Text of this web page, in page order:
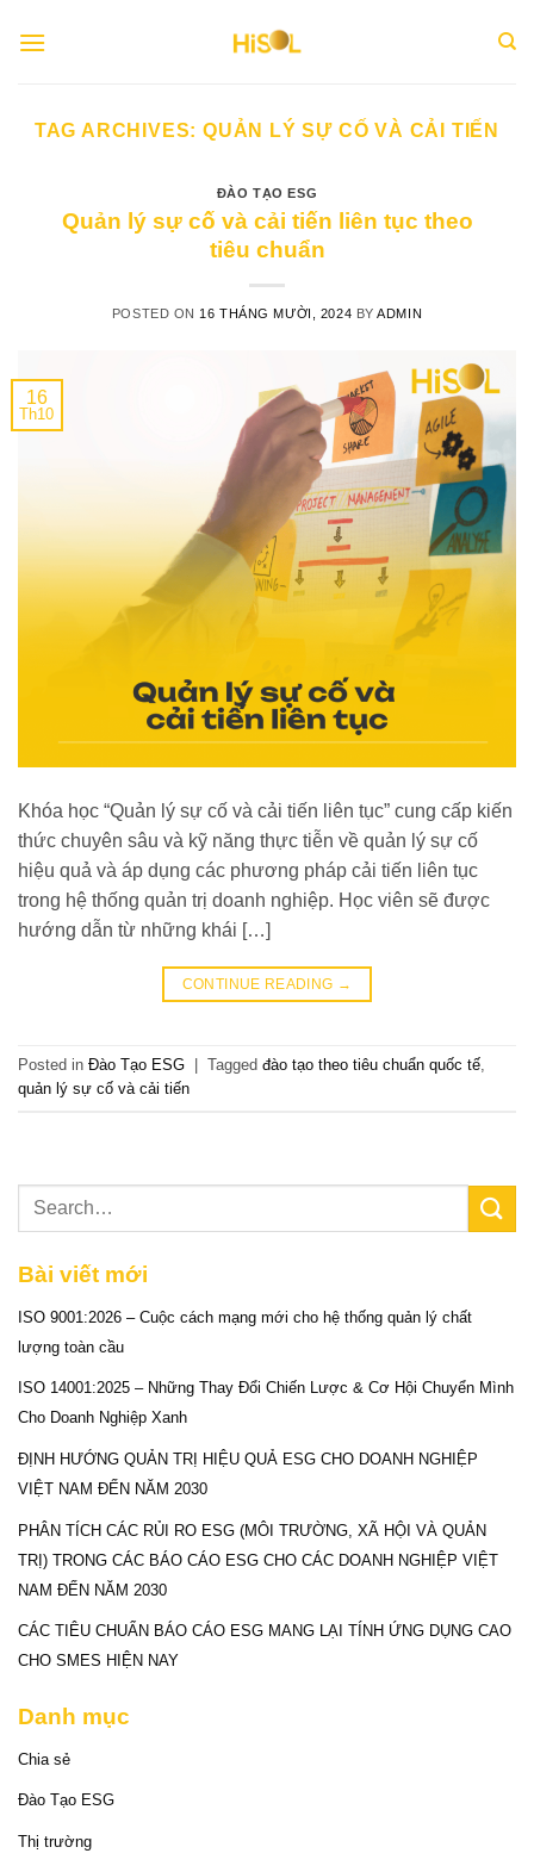
TAG ARCHIVES:QUẢN LÝ SỰ CỐ VÀ CẢI TIẾN
ĐÀO TẠO ESG
Quản lý sự cố và cải tiến liên tục theo
tiêu chuẩn
POSTED ON 16 THÁNG MƯỜI, 2024 BYADMIN
16
Th10
Khóa học “Quản lý sự cố và cải tiến liên tục” cung cấp kiến
thức chuyên sâu và kỹ năng thực tiễn về quản lý sự cố
hiệu quả và áp dụng các phương pháp cải tiến liên tục
trong hệ thống quản trị doanh nghiệp. Học viên sẽ được
hướng dẫn từ những khái […]
CONTINUE READING →
Posted in Đào Tạo ESG Tagged đào tạo theo tiêu chuẩn quốc tế,
quản lý sự cố và cải tiến
Bài viết mới
ISO 9001:2026 – Cuộc cách mạng mới cho hệ thống quản lý chất
lượng toàn cầu
ISO 14001:2025 – Những Thay Đổi Chiến Lược & Cơ Hội Chuyển Mình
Cho Doanh Nghiệp Xanh
ĐỊNH HƯỚNG QUẢN TRỊ HIỆU QUẢ ESG CHO DOANH NGHIỆP
VIỆT NAM ĐẾN NĂM 2030
PHÂN TÍCH CÁC RỦI RO ESG (MÔI TRƯỜNG, XÃ HỘI VÀ QUẢN
TRỊ) TRONG CÁC BÁO CÁO ESG CHO CÁC DOANH NGHIỆP VIỆT
NAM ĐẾN NĂM 2030
CÁC TIÊU CHUẨN BÁO CÁO ESG MANG LẠI TÍNH ỨNG DỤNG CAO
CHO SMES HIỆN NAY
Danh mục
Chia sẻ
Đào Tạo ESG
Thị trường